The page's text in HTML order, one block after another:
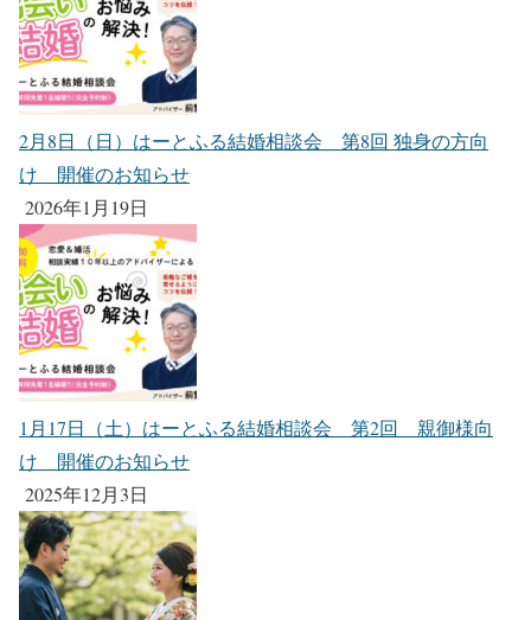
2月8日（日）はーとふる結婚相談会 第8回 独身の方向
け 開催のお知らせ
2026年1月19日
1月17日（土）はーとふる結婚相談会 第2回 親御様向
け 開催のお知らせ
2025年12月3日